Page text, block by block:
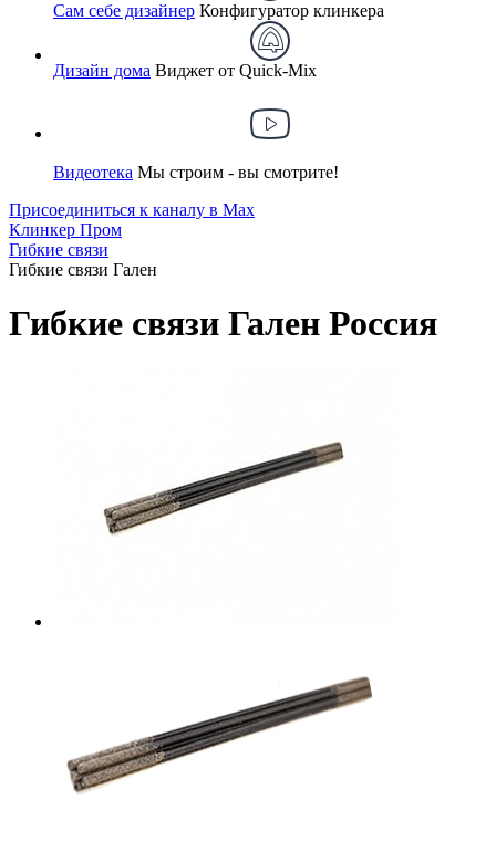
Сам себе дизайнер Конфигуратор клинкера
Дизайн дома Виджет от Quick-Mix
Видеотека Мы строим - вы смотрите!
Присоединиться к каналу в Max
Клинкер Пром
Гибкие связи
Гибкие связи Гален
Гибкие связи Гален Россия